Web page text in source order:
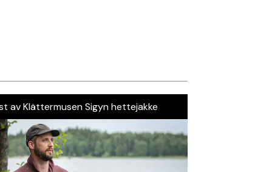
av Klättermusen Sigyn hettejakke